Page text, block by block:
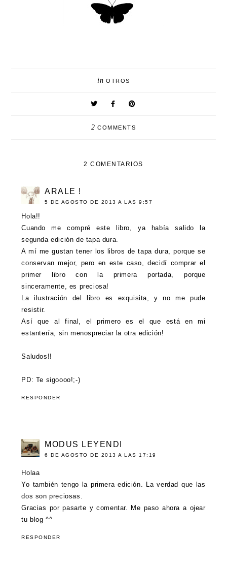
in OTROS
2 COMMENTS
2 COMENTARIOS
ARALE !
5 DE AGOSTO DE 2013 A LAS 9:57
Hola!!
Cuando me compré este libro, ya había salido la
segunda edición de tapa dura.
A mí me gustan tener los libros de tapa dura, porque se
conservan mejor, pero en este caso, decidí comprar el
primer libro con la primera portada, porque
sinceramente, es preciosa!
La ilustración del libro es exquisita, y no me pude
resistir.
Así que al final, el primero es el que está en mi
estantería, sin menospreciar la otra edición!
Saludos!!
PD: Te sigoooo!;-)
RESPONDER
MODUS LEYENDI
6 DE AGOSTO DE 2013 A LAS 17:19
Holaa
Yo también tengo la primera edición. La verdad que las
dos son preciosas.
Gracias por pasarte y comentar. Me paso ahora a ojear
tu blog ^^
RESPONDER